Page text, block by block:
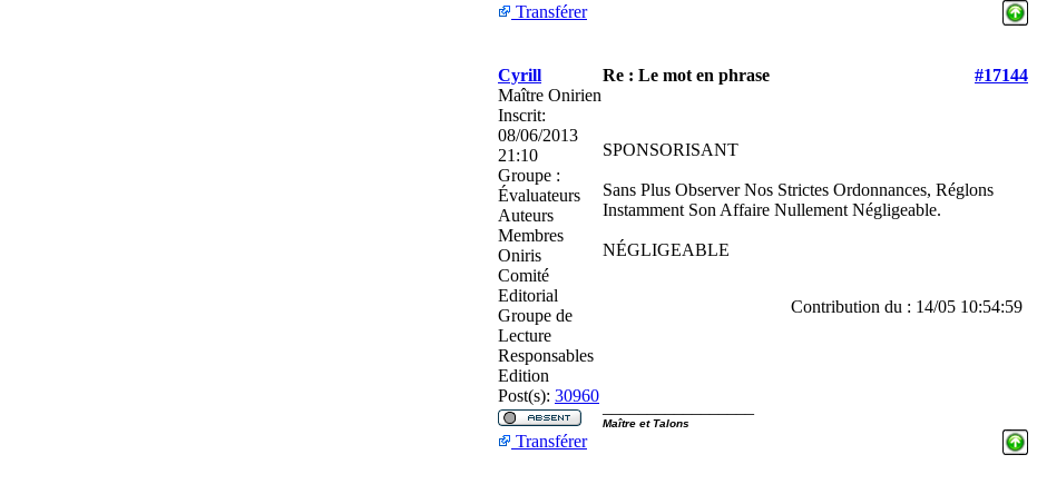
Transférer
Cyrill Re : Le mot en phrase
#17144
Maître Onirien
Inscrit:
08/06/2013
21:10
Groupe :
Évaluateurs
Auteurs
Membres
Oniris
Comité
Editorial
Groupe de
Lecture
Responsables
Edition
Post(s): 30960
SPONSORISANT
Sans Plus Observer Nos Strictes Ordonnances, Réglons
Instamment Son Affaire Nullement Négligeable.
NÉGLIGEABLE
Contribution du : 14/05 10:54:59
Maître et Talons
Transférer